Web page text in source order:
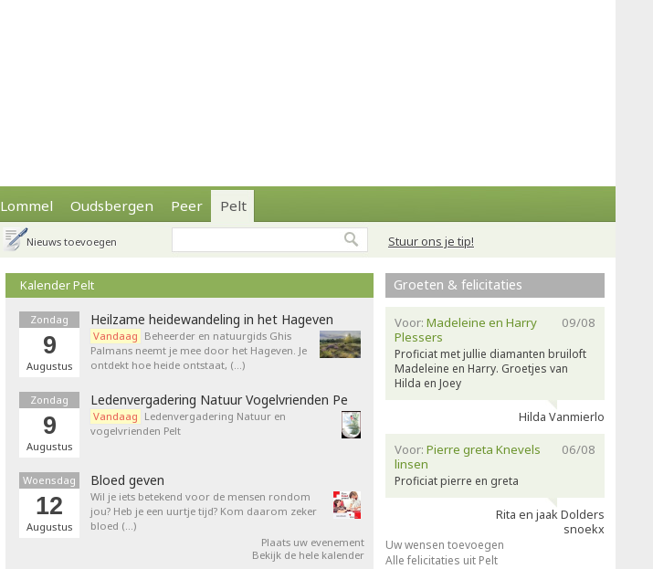
Lommel Oudsbergen Peer Pelt
Stuur ons je tip!
Nieuws toevoegen
Kalender Pelt
Zondag
9
Augustus
Heilzame heidewandeling in het Hageven
Vandaag Beheerder en natuurgids Ghis
Palmans neemt je mee door het Hageven. Je
ontdekt hoe heide ontstaat, (…)
Zondag
9
Augustus
Ledenvergadering Natuur Vogelvrienden Pe
Vandaag Ledenvergadering Natuur en
vogelvrienden Pelt
Woensdag
12
Augustus
Bloed geven
Wil je iets betekend voor de mensen rondom
jou? Heb je een uurtje tijd? Kom daarom zeker
bloed (…)
Plaats uw evenement
Bekijk de hele kalender
Groeten & felicitaties
09/08
Voor: Madeleine en Harry
Plessers
Proficiat met jullie diamanten bruiloft
Madeleine en Harry. Groetjes van
Hilda en Joey
Hilda Vanmierlo
06/08
Voor: Pierre greta Knevels
linsen
Proficiat pierre en greta
Rita en jaak Dolders
snoekx
Uw wensen toevoegen
Alle felicitaties uit Pelt